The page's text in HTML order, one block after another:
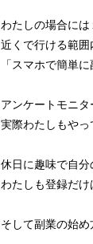
わたしの場合に
近くで行ける範
「スマホで簡単
アンケートモニ
実際わたしもやっ
休日に趣味で自分
わたしも登録だけ
そして副業の始め